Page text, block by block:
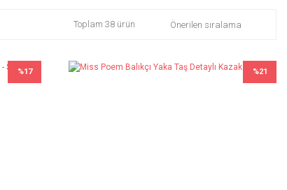
Toplam 38 ürün
%17 %21